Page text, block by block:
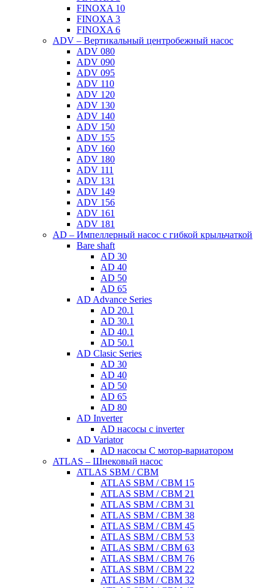
FINOXA 10
FINOXA 3
FINOXA 6
ADV – Вертикальный центробежный насос
ADV 080
ADV 090
ADV 095
ADV 110
ADV 120
ADV 130
ADV 140
ADV 150
ADV 155
ADV 160
ADV 180
ADV 111
ADV 131
ADV 149
ADV 156
ADV 161
ADV 181
AD – Импеллерный насос с гибкой крыльчаткой
Bare shaft
AD 30
AD 40
AD 50
AD 65
AD Advance Series
AD 20.1
AD 30.1
AD 40.1
AD 50.1
AD Clasic Series
AD 30
AD 40
AD 50
AD 65
AD 80
AD Inverter
AD насосы с inverter
AD Variator
AD насосы С мотор-вариатором
ATLAS – Шнековый насос
ATLAS SBM / CBM
ATLAS SBM / CBM 15
ATLAS SBM / CBM 21
ATLAS SBM / CBM 31
ATLAS SBM / CBM 38
ATLAS SBM / CBM 45
ATLAS SBM / CBM 53
ATLAS SBM / CBM 63
ATLAS SBM / CBM 76
ATLAS SBM / CBM 22
ATLAS SBM / CBM 32